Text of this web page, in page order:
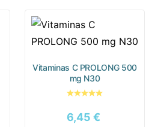
Vitaminas C PROLONG 500
mg N30
6,45 €